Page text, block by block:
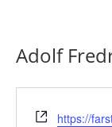
Adolf
Website
https://